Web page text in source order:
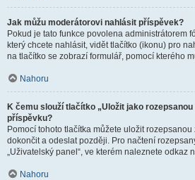
Jak můžu moderátorovi nahlásit příspěvek?
Pokud je tato funkce povolena administrátorem
který chcete nahlásit, vidět tlačítko (ikonu) pro
na tlačítko se zobrazí formulář, pomocí kterého
Nahoru
K čemu slouží tlačítko „Uložit jako
příspěvku?
Pomocí tohoto tlačítka můžete uložit
dokončit a odeslat později. Pro načtení
„Uživatelský panel“, ve kterém naleznete odkaz
Nahoru